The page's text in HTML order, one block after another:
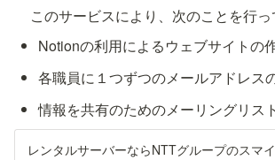
このサービスにより、次のことを行っ
Notionの利用によるウェブサイトの
各職員に１つずつのメールアドレス
情報を共有のためのメーリングリス
レンタルサーバーならNTTグループのスマ